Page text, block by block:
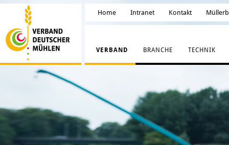
Home Intranet Kontakt
VERBAND BRANCHE TECHNIK